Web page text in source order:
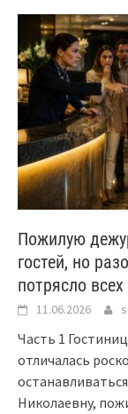
Пожилую
гостей, но
потрясло всех
11.06.2026
Часть 1
отличалась
Николаевну,